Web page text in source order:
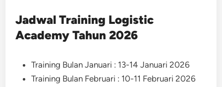
Jadwal Training Logistic
Academy Tahun 2026
Training Bulan Januari : 13-14 Januari 2026
Training Bulan Februari : 10-11 Februari 2026